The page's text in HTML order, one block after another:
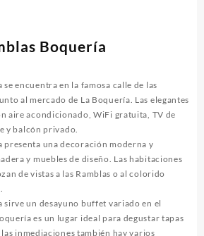
Boquería
se encuentra en la famosa calle de las
al mercado de La Boquería. Las elegantes
aire acondicionado, WiFi gratuita, TV de
y balcón privado.
presenta una decoración moderna y
y muebles de diseño. Las habitaciones
de vistas a las Ramblas o al colorido
sirve un desayuno buffet variado en el
es un lugar ideal para degustar tapas
inmediaciones también hay varios